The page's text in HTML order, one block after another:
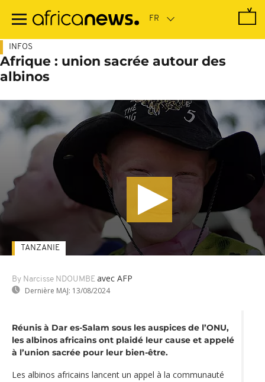
contenu
INFOS
Afrique : union sacrée autour des
albinos
By Narcisse NDOUMBE avec AFP
Dernière MAJ: 13/08/2024
TANZANIE
Réunis à Dar es-Salam sous les auspices de l’ONU,
les albinos africains ont plaidé leur cause et appelé
à l’union sacrée pour leur bien-être.
Les albinos africains lancent un appel à la communauté